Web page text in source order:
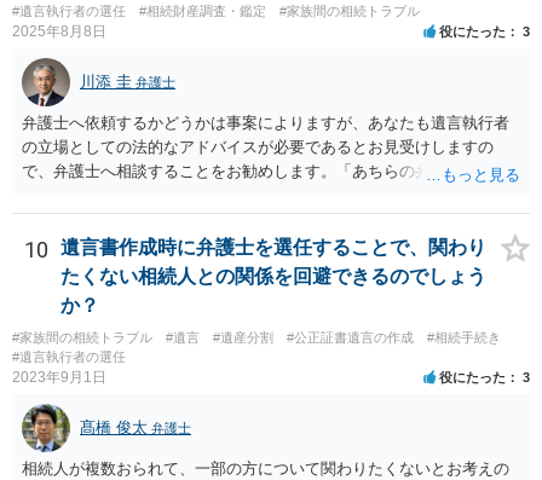
#遺言執行者の選任
#相続財産調査・鑑定 #家族間の相続トラブル
2025年8月8日 役にたった 3
川添 圭 弁護士
弁護士へ依頼するかどうかは事案によりますが、あなたも遺言執行者
の立場としての法的なアドバイスが必要であるとお見受けしますの
で、弁護士へ相談することをお勧めします。「あちらの弁護士」（元
誘導しかしてこないと思います。
10
遺言書作成時に弁護士を選任することで、関わり
たくない相続人との関係を回避できるのでしょう
か？
#家族間の相続トラブル #遺言 #遺産分割 #公正証書遺言の作成
#相続手続き
#遺言執行者の選任
2023年9月1日 役にたった 3
髙橋 俊太 弁護士
相続人が複数おられて、一部の方について関わりたくないとお考えの